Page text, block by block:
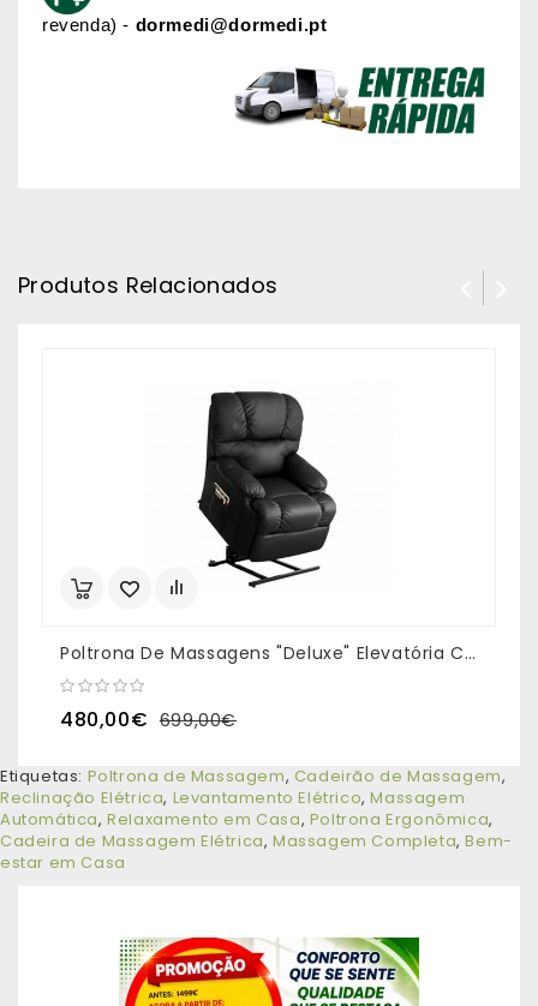
revenda) - dormedi@dormedi.pt
Produtos Relacionados
Poltrona De Massagens "Deluxe" Elevatória Cor Preto
480,00€ 699,00€
Etiquetas: Poltrona de Massagem, Cadeirão de Massagem,
Reclinação Elétrica, Levantamento Elétrico,Massagem
Automática,Relaxamento em Casa, Poltrona Ergonômica,
Cadeira de Massagem Elétrica,Massagem Completa,Bem-
estar em Casa